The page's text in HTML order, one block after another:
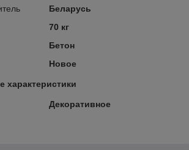
Беларусь
70 кг
Бетон
Новое
характеристики
Декоративное